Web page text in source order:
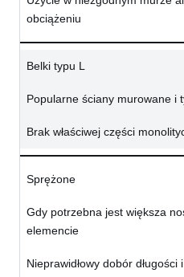
obciążeniu
Belki typu L
Popularne ściany murowane i
Brak właściwej części
Sprężone
Gdy potrzebna jest większa
elemencie
Nieprawidłowy dobór